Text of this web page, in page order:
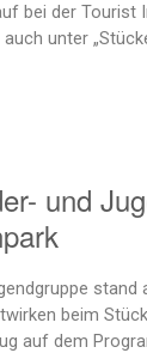
bei der Tourist
unter
und
stand
beim
auf dem